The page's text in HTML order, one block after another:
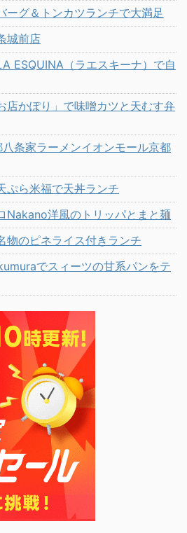
ーグ＆トンカツランチで大満足
城前店
ESQUINA（ラエスキーナ）で自
店かぽり」で味噌カツと天むす弁
条家ラーメンイオンモール京都
ぷら米福で天丼ランチ
Nakano洋風のトリッパとまと麺
物のピネライス付きランチ
でスィーツの甘系パンをテ